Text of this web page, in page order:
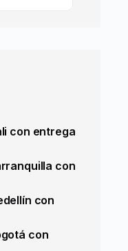
con entrega
con
con
con